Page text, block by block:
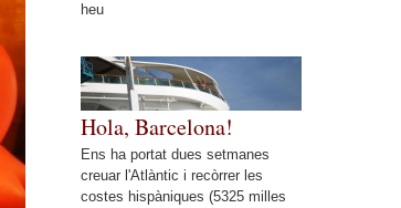
heu
Hola, Barcelona!
Ens ha portat dues setmanes
creuar l'Atlàntic i recòrrer les
costes hispàniques (5325 milles